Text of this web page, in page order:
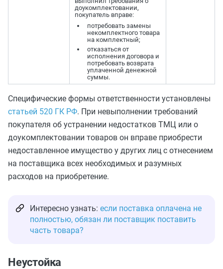
доукомплектовании,
покупатель вправе:
потребовать замены
некомплектного товара
на комплектный;
отказаться от
исполнения договора и
потребовать возврата
уплаченной денежной
суммы.
Специфические формы ответственности установлены
статьей 520 ГК РФ. При невыполнении требований
покупателя об устранении недостатков ТМЦ или о
доукомплектовании товаров он вправе приобрести
недоставленное имущество у других лиц с отнесением
на поставщика всех необходимых и разумных
расходов на приобретение.
Интересно узнать: если поставка оплачена не
полностью, обязан ли поставщик поставить
часть товара?
Неустойка